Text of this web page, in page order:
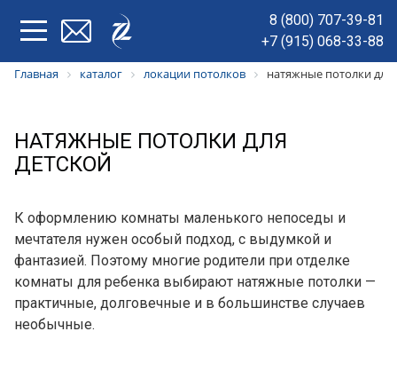
8 (800) 707-39-81
+7 (915) 068-33-88
Главная каталог локации потолков натяжные потолки для
НАТЯЖНЫЕ ПОТОЛКИ ДЛЯ
ДЕТСКОЙ
К оформлению комнаты маленького непоседы и
мечтателя нужен особый подход, с выдумкой и
фантазией. Поэтому многие родители при отделке
комнаты для ребенка выбирают натяжные потолки —
практичные, долговечные и в большинстве случаев
необычные.